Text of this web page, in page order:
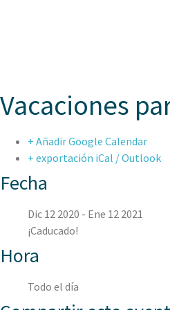
Vacaciones
+ Añadir Google Calendar
+ exportación iCal / Outlook
Fecha
Dic 12 2020 - Ene 12 2021
¡Caducado!
Hora
Todo el día